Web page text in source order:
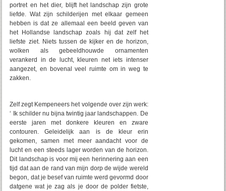
portret en het dier, blijft het landschap zijn grote
liefde. Wat zijn schilderijen met elkaar gemeen
hebben is dat ze allemaal een beeld geven van
het Hollandse landschap zoals hij dat zelf het
liefste ziet. Niets tussen de kijker en de horizon,
wolken als gebeeldhouwde ornamenten
verankerd in de lucht, kleuren net iets intenser
aangezet, en bovenal veel ruimte om in weg te
zakken.
Zelf zegt Kempeneers het volgende over zijn werk:
‘ Ik schilder nu bijna twintig jaar landschappen. De
eerste jaren met donkere kleuren en zware
contouren. Geleidelijk aan is de kleur erin
gekomen, samen met meer aandacht voor de
lucht en een steeds lager worden van de horizon.
Dit landschap is voor mij een herinnering aan een
tijd dat aan de rand van mijn dorp de wijde wereld
begon, dat je besef van ruimte werd gevormd door
datgene wat je zag als je door de polder fietste,